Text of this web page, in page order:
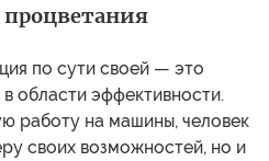
процветания
по сути своей — это
области эффективности.
работу на машины, человек
своих возможностей, но и